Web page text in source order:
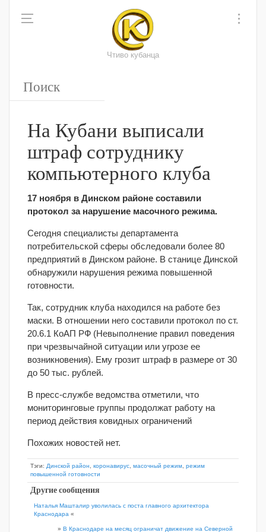
Чтиво кубанца
На Кубани выписали
штраф сотруднику
компьютерного клуба
17 ноября в Динском районе составили
протокол за нарушение масочного режима.
Сегодня специалисты департамента
потребительской сферы обследовали более 80
предприятий в Динском районе. В станице Динской
обнаружили нарушения режима повышенной
готовности.
Так, сотрудник клуба находился на работе без
маски. В отношении него составили протокол по ст.
20.6.1 КоАП РФ (Невыполнение правил поведения
при чрезвычайной ситуации или угрозе ее
возникновения). Ему грозит штраф в размере от 30
до 50 тыс. рублей.
В пресс-службе ведомства отметили, что
мониторинговые группы продолжат работу на
период действия ковидных ограничений
Похожих новостей нет.
Тэги: Динской район коронавирус масочный режим режим
повышенной готовности
Другие сообщения
Наталья Машталир уволилась с поста главного архитектора
Краснодара «
» В Краснодаре на месяц ограничат движение на Северной